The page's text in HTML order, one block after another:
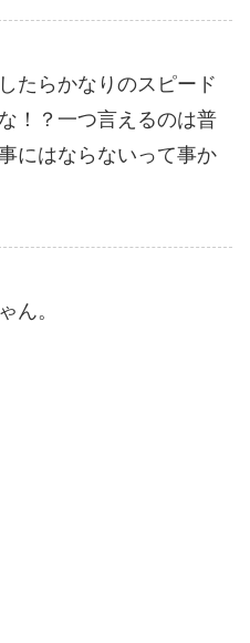
たらかなりのスピード
！？一つ言えるのは普
にはならないって事か
ん。